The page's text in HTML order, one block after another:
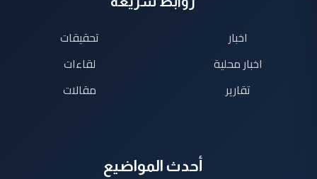
اخبار
اخبار محلية
تقارير
تحقيقات
لقاءات
مقالات
أحدث المواضيع